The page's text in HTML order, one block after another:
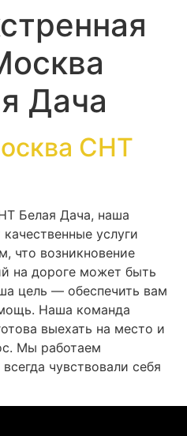
Дача
СНТ
Белая Дача, наша
услуги
что возникновение
на дороге может быть
цель — обеспечить вам
Наша команда
выехать на место и
Мы работаем
чувствовали себя